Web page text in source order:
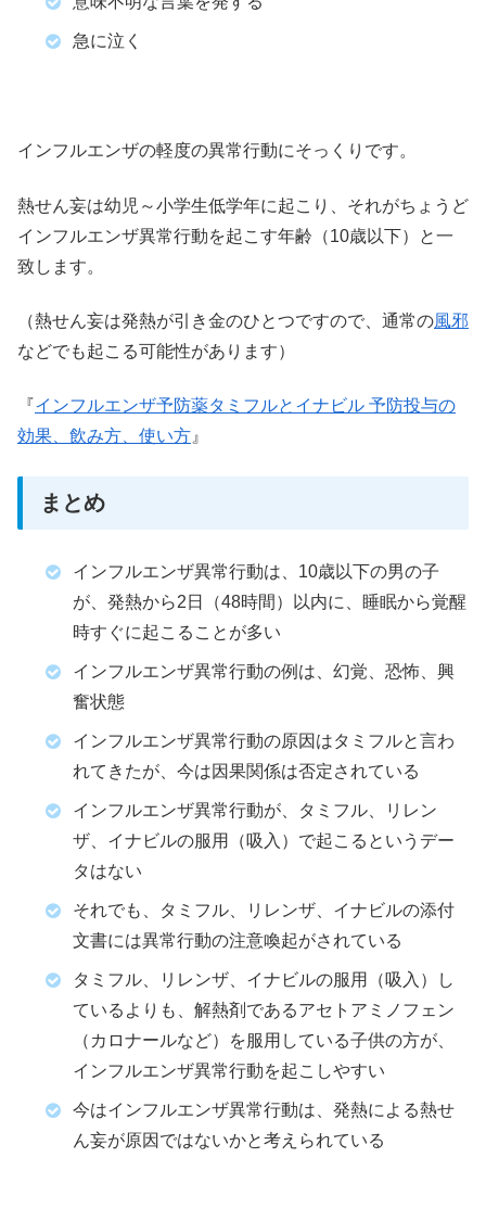
急に泣く
インフルエンザの軽度の異常行動にそっくりです。
熱せん妄は幼児～小学生低学年に起こり、それがちょうど
インフルエンザ異常行動を起こす年齢（10歳以下）と一
致します。
（熱せん妄は発熱が引き金のひとつですので、通常の風邪
などでも起こる可能性があります）
『インフルエンザ予防薬タミフルとイナビル 予防投与の
効果、飲み方、使い方 』
まとめ
インフルエンザ異常行動は、10歳以下の男の子
が、発熱から2日（48時間）以内に、睡眠から覚醒
時すぐに起こることが多い
インフルエンザ異常行動の例は、幻覚、恐怖、興
奮状態
インフルエンザ異常行動の原因はタミフルと言わ
れてきたが、今は因果関係は否定されている
インフルエンザ異常行動が、タミフル、リレン
ザ、イナビルの服用（吸入）で起こるというデー
タはない
それでも、タミフル、リレンザ、イナビルの添付
文書には異常行動の注意喚起がされている
タミフル、リレンザ、イナビルの服用（吸入）し
ているよりも、解熱剤であるアセトアミノフェン
（カロナールなど）を服用している子供の方が、
インフルエンザ異常行動を起こしやすい
今はインフルエンザ異常行動は、発熱による熱せ
ん妄が原因ではないかと考えられている